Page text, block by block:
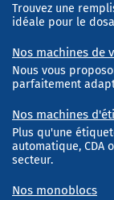
Trouvez une
idéale pour le
Nos machines de
Nous vous
parfaitement
Nos machines
Plus qu'une
automatique, CDA
secteur.
Nos monoblocs